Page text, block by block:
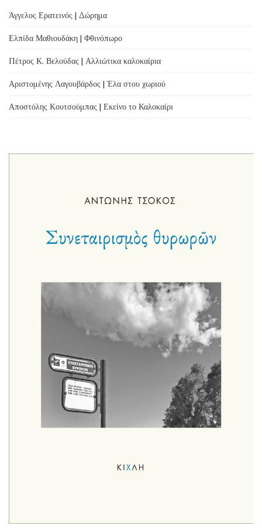
Άγγελος Ερατεινός | Δώρημα
Ελπίδα Μαθιουδάκη | Φθινόπωρο
Πέτρος Κ. Βελούδας | Αλλιώτικα καλοκαίρια
Αριστομένης Λαγουβάρδος | Έλα στου χωριού
Αποστόλης Κουτσούμπας | Εκείνο το Καλοκαίρι